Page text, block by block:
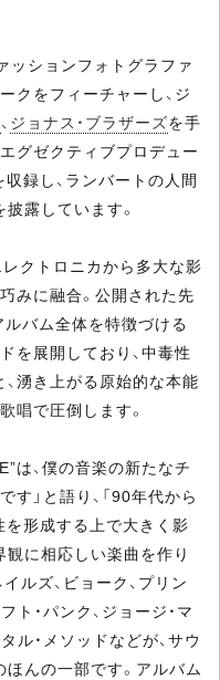
ッションフォトグラファ
クをフィーチャーし、ジ
、 ジョナス・ブラザーズを手
グゼクティブプロデュー
録し、ランバートの人間
露しています。
クトロニカから多大な影
みに融合。公開された先
ルバム全体を特徴づける
を展開しており、中毒性
湧き上がる原始的な本能
唱で圧倒します。
は、僕の音楽の新たなチ
」と語り、「90年代から
を形成する上で大きく影
に相応しい楽曲を作り
ルズ、ビョーク、プリン
ト・パンク、ジョージ・マ
ル・メソッドなどが、サウ
んの一部です。アルバム